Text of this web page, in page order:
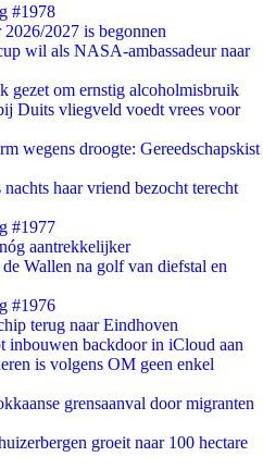
#1978
2027 is begonnen
wil als NASA-ambassadeur naar
gezet om ernstig alcoholmisbruik
Duits vliegveld voedt vrees voor
wegens droogte: Gereedschapskist
haar vriend bezocht terecht
#1977
aantrekkelijker
Wallen na golf van diefstal en
#1976
terug naar Eindhoven
inbouwen backdoor in iCloud aan
is volgens OM geen enkel
grensaanval door migranten
groeit naar 100 hectare